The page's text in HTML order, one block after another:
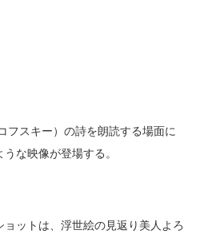
フスキー）の詩を朗読する場面に
な映像が登場する。
ットは、浮世絵の見返り美人よろ